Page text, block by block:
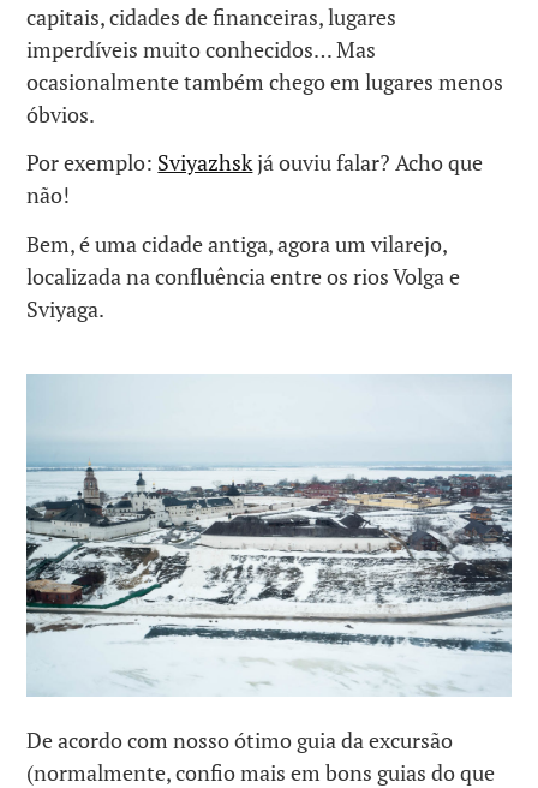
capitais, cidades de financeiras, lugares
imperdíveis muito conhecidos… Mas
ocasionalmente também chego em lugares menos
óbvios.
Por exemplo: Sviyazhskjá ouviu falar? Acho que
não!
Bem, é uma cidade antiga, agora um vilarejo,
localizada na confluência entre os rios Volga e
Sviyaga.
De acordo com nosso ótimo guia da excursão
(normalmente, confio mais em bons guias do que